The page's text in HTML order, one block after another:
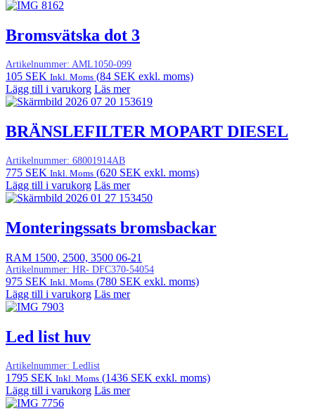
Bromsvätska dot 3
Artikelnummer: AML1050-099
105 SEK Inkl. Moms (84 SEK exkl. moms)
Lägg till i varukorg Läs mer
BRÄNSLEFILTER MOPART DIESEL
Artikelnummer: 68001914AB
775 SEK Inkl. Moms (620 SEK exkl. moms)
Lägg till i varukorg Läs mer
Monteringssats bromsbackar
RAM 1500, 2500, 3500 06-21
Artikelnummer: HR- DFC370-54054
975 SEK Inkl. Moms (780 SEK exkl. moms)
Lägg till i varukorg Läs mer
Led list huv
Artikelnummer: Ledlist
1795 SEK Inkl. Moms (1436 SEK exkl. moms)
Lägg till i varukorg Läs mer